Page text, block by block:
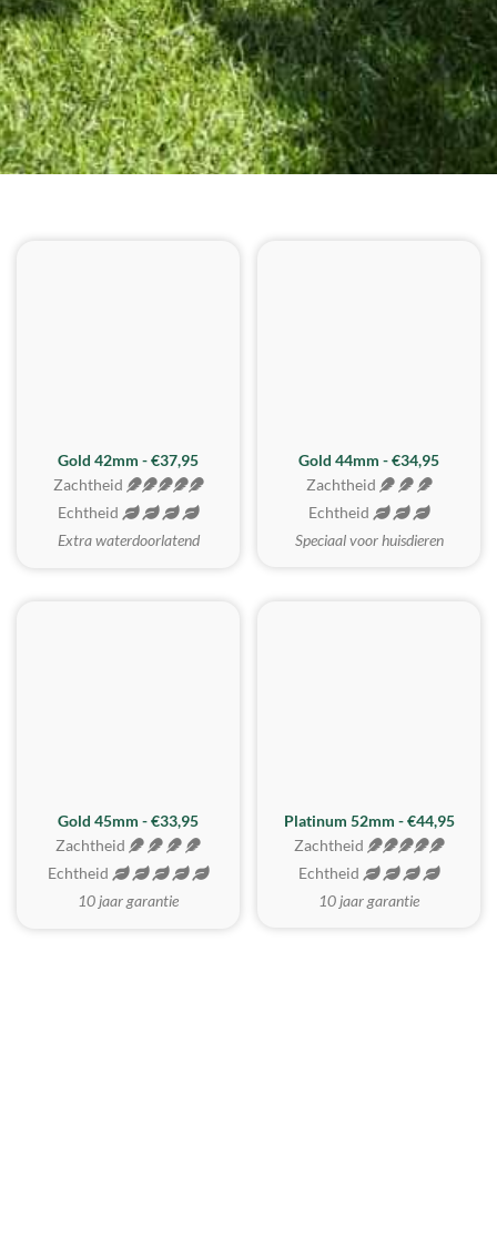
ZACHTSTE
Gold 42mm - €37,95
Zachtheid
Echtheid
Extra waterdoorlatend
Gold 44mm - €34,95
Zachtheid
Echtheid
Speciaal voor huisdieren
REALISTISCH
Gold 45mm - €33,95
Zachtheid
Echtheid
10 jaar garantie
ZACHTSTE
Platinum 52mm - €44,95
Zachtheid
Echtheid
10 jaar garantie